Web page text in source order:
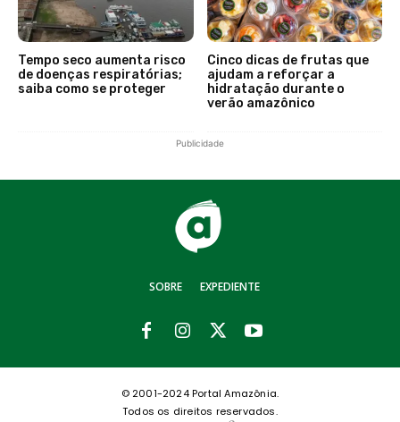
Tempo seco aumenta risco
de doenças respiratórias;
saiba como se proteger
Cinco dicas de frutas que
ajudam a reforçar a
hidratação durante o
verão amazônico
Publicidade
SOBRE EXPEDIENTE
© 2001-2024 Portal Amazônia.
Todos os direitos reservados.